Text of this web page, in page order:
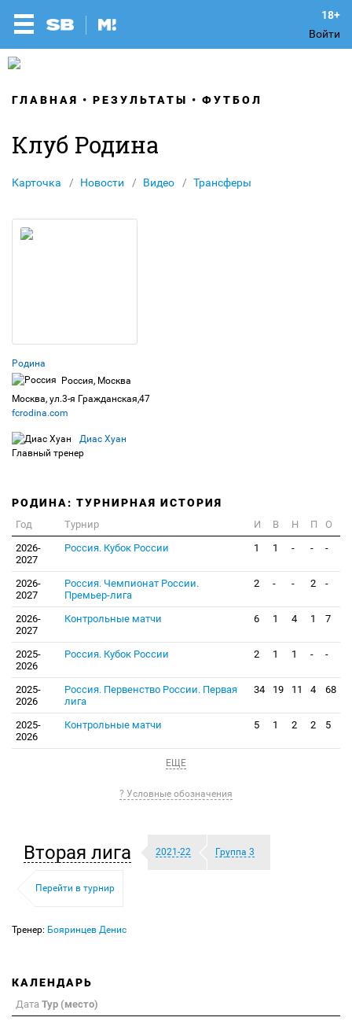
Войти
ГЛАВНАЯ РЕЗУЛЬТАТЫ ФУТБОЛ
Клуб Родина
Карточка Новости Видео Трансферы
Родина
Россия, Москва
Москва, ул.3-я Гражданская,47
fcrodina.com
Диас Хуан
Главный тренер
РОДИНА: ТУРНИРНАЯ ИСТОРИЯ
Год Турнир И В Н П
О
2026-
2027
Россия. Кубок России 1 1 - - -
2026-
2027
Россия. Чемпионат России.
Премьер-лига
2 - - 2 -
2026-
2027
Контрольные матчи 6 1 4 1 7
2025-
2026
Россия. Кубок России 2 1 1 - -
2025-
2026
Россия. Первенство России. Первая
лига
34 19 11 4 68
2025-
2026
Контрольные матчи 5 1 2 2 5
ЕЩЕ
? Условные обозначения
Вторая лига 2021-22 Группа 3
Перейти в турнир
Тренер: Бояринцев Денис
КАЛЕНДАРЬ
Дата Тур (место)